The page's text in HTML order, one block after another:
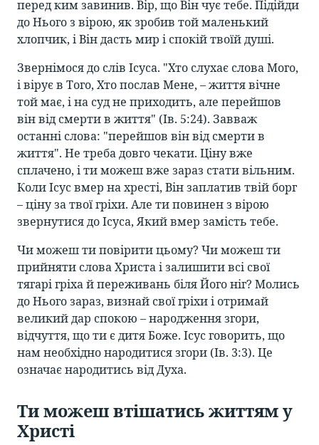
перед ким завинив. Вір, що Він чує тебе. Підійди
до Нього з вірою, як зробив той маленький
хлопчик, і Він дасть мир і спокій твоїй душі.
Звернімося до слів Ісуса. "Хто слухає слова Мого,
і вірує в Того, Хто послав Мене, – життя вічне
той має, і на суд не приходить, але перейшов
він від смерти в життя" (Ів. 5:24). Завваж
останні слова: "перейшов він від смерти в
життя". Не треба довго чекати. Ціну вже
сплачено, і ти можеш вже зараз стати вільним.
Коли Ісус вмер на хресті, Він заплатив твій борг
– ціну за твої гріхи. Але ти повинен з вірою
звернутися до Ісуса, Який вмер замість тебе.
Чи можеш ти повірити цьому? Чи можеш ти
прийняти слова Христа і залишити всі свої
тягарі гріха й переживань біля Його ніг? Молись
до Нього зараз, визнай свої гріхи і отримай
великий дар спокою – народження згори,
відчуття, що ти є дитя Боже. Ісус говорить, що
нам необхідно народитися згори (Ів. 3:3). Це
означає народитись від Духа.
Ти можеш втішатись життям у
Христі